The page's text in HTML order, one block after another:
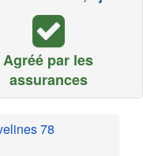
Agréé par les
assurances
78